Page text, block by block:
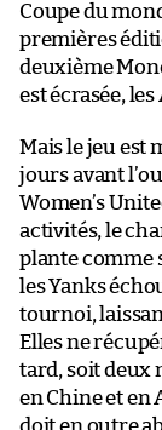
Coupe du
premières
deuxième
est écrasée,
Mais le jeu est
jours avant
Women’s
activités, le
plante comme
les Yanks
tournoi,
Elles ne
tard, soit deux
en Chine et en